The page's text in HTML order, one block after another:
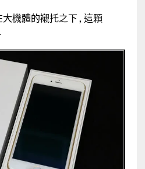
機體的襯托之下 , 這顆